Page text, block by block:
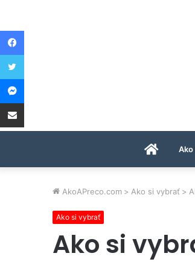
Úvodná
AkoAPreco.com > Ako si vybrať >
Ako si vybrať
Ako si
Facebook
Twitter
Messenger
Share via Email